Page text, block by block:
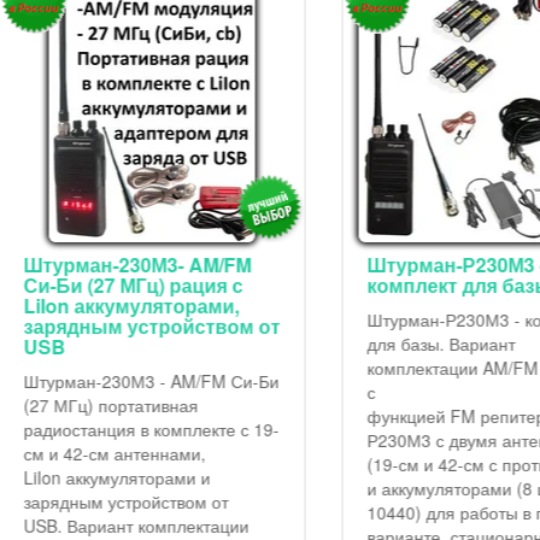
230М3- AM/FM
(27 МГц) рация с
аккумуляторами,
устройством от
230М3 - AM/FM Си-Би
МГц) портативная
в комплекте с 19-
42-см антеннами,
аккумуляторами и
устройством от
Вариант комплектации
Штурман-Р230М3 -
комплект для базы
Штурман-Р230М3 -
для базы. Вариант
комплектации AM/FM
функцией FM репитера
Р230М3 с двумя антеннами
(19-см и 42-см с
и аккумуляторами (8 шт.
10440) для работы в